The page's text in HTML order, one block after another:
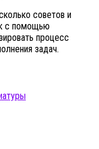
советов и
с помощью
процесс
задач.